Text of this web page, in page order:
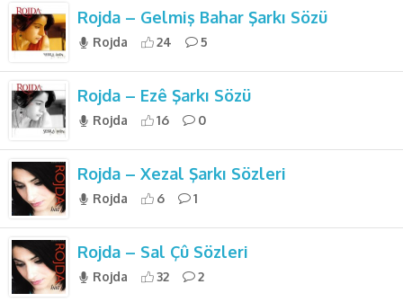
Rojda – Gelmiş Bahar Şarkı Sözü
Rojda 24 5
Rojda – Ezê Şarkı Sözü
Rojda 16 0
Rojda – Xezal Şarkı Sözleri
Rojda 6 1
Rojda – Sal Çû Sözleri
Rojda 32 2